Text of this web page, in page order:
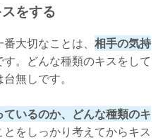
をする
大切なことは、 相手の気持
す。どんな種類のキスをして
無しです。
いるのか、どんな種類のキ
とをしっかり考えてからキス